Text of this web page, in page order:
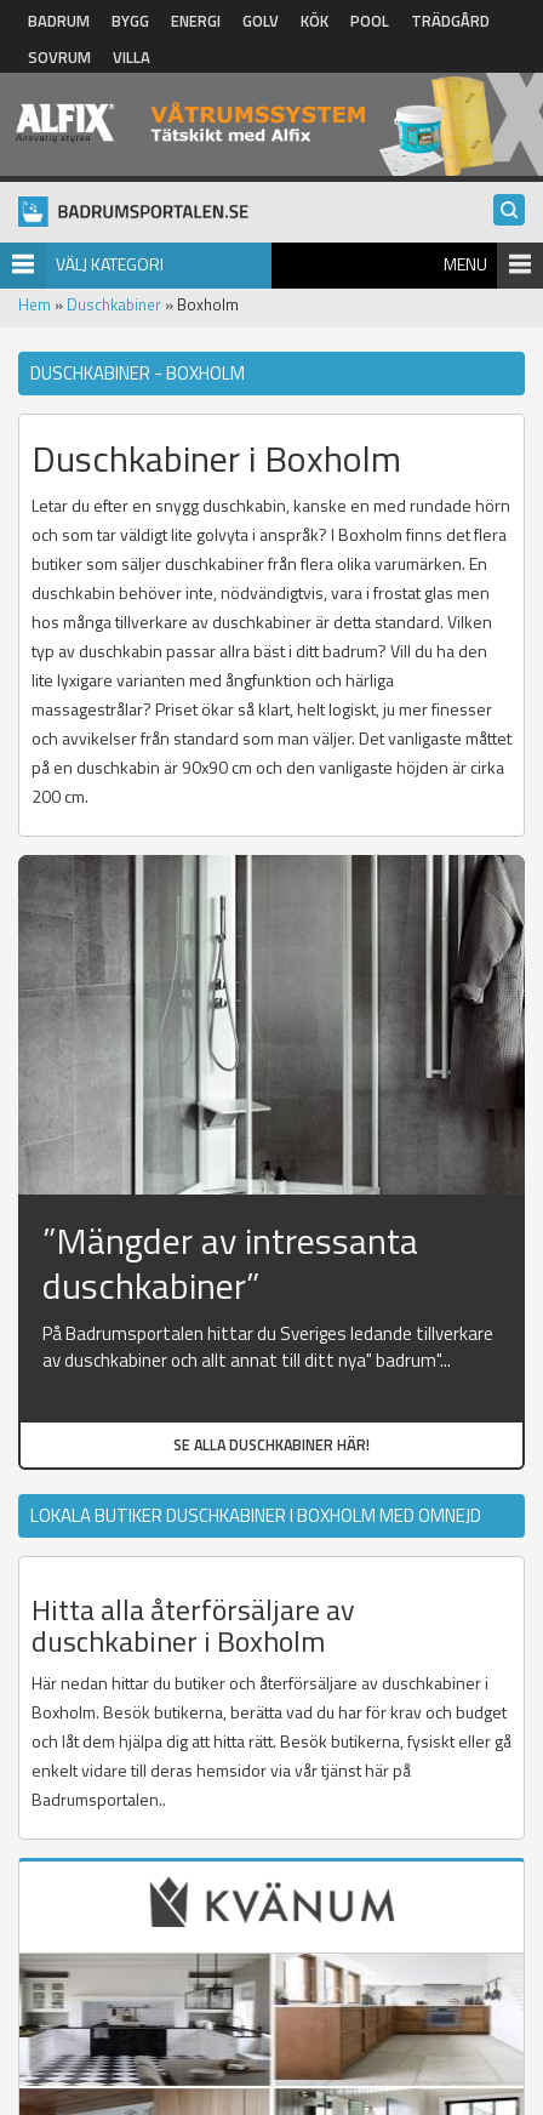
Hoppa till huvudinnehåll
BADRUM BYGG ENERGI GOLV KÖK POOL
TRÄDGÅRD
SOVRUM
VILLA
VÄLJ KATEGORI MENU
Hem » Duschkabiner » Boxholm
DUSCHKABINER - BOXHOLM
Duschkabiner i Boxholm
Letar du efter en snygg duschkabin, kanske en med rundade hörn
och som tar väldigt lite golvyta i anspråk? I Boxholm finns det flera
butiker som säljer duschkabiner från flera olika varumärken. En
duschkabin behöver inte, nödvändigtvis, vara i frostat glas men
hos många tillverkare av duschkabiner är detta standard. Vilken
typ av duschkabin passar allra bäst i ditt badrum? Vill du ha den
lite lyxigare varianten med ångfunktion och härliga
massagestrålar? Priset ökar så klart, helt logiskt, ju mer finesser
och avvikelser från standard som man väljer. Det vanligaste måttet
på en duschkabin är 90x90 cm och den vanligaste höjden är cirka
200 cm.
”Mängder av intressanta
duschkabiner”
På Badrumsportalen hittar du Sveriges ledande tillverkare
av duschkabiner och allt annat till ditt nya" badrum"...
SE ALLA DUSCHKABINER HÄR!
LOKALA BUTIKER DUSCHKABINER I BOXHOLM MED OMNEJD
Hitta alla återförsäljare av
duschkabiner i Boxholm
Här nedan hittar du butiker och återförsäljare av duschkabiner i
Boxholm. Besök butikerna, berätta vad du har för krav och budget
och låt dem hjälpa dig att hitta rätt. Besök butikerna, fysiskt eller gå
enkelt vidare till deras hemsidor via vår tjänst här på
Badrumsportalen..